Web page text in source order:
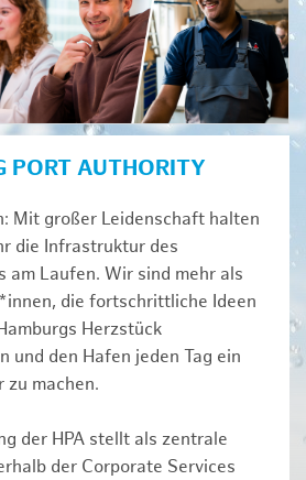
PORT AUTHORITY
Mit großer Leidenschaft halten
die Infrastruktur des
am Laufen. Wir sind mehr als
die fortschrittliche Ideen
Herzstück
und den Hafen jeden Tag ein
zu machen.
der HPA stellt als zentrale
der Corporate Services